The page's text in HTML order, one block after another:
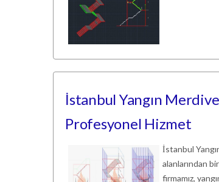
İstanbul Yangın
Profesyonel Hizmet
İstanbul
alanlarından
firmamız,